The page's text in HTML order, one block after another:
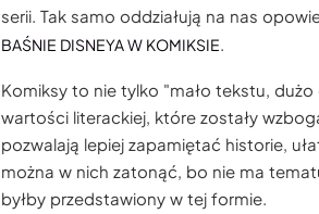
serii. Tak samo oddziałują na nas
BAŚNIE DISNEYA W KOMIKSIE.
Komiksy to nie tylko "mało tekstu,
wartości literackiej, które zostały
pozwalają lepiej zapamiętać historie,
można w nich zatonąć, bo nie ma
byłby przedstawiony w tej formie.